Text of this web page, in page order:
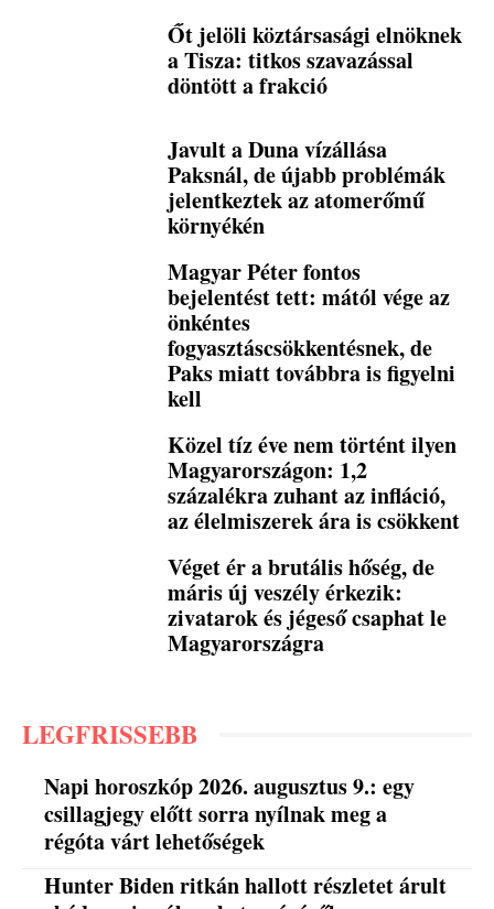
Őt jelöli köztársasági elnöknek
a Tisza: titkos szavazással
döntött a frakció
Javult a Duna vízállása
Paksnál, de újabb problémák
jelentkeztek az atomerőmű
környékén
Magyar Péter fontos
bejelentést tett: mától vége az
önkéntes
fogyasztáscsökkentésnek, de
Paks miatt továbbra is figyelni
kell
Közel tíz éve nem történt ilyen
Magyarországon: 1,2
százalékra zuhant az infláció,
az élelmiszerek ára is csökkent
Véget ér a brutális hőség, de
máris új veszély érkezik:
zivatarok és jégeső csaphat le
Magyarországra
LEGFRISSEBB
Napi horoszkóp 2026. augusztus 9.: egy
csillagjegy előtt sorra nyílnak meg a
régóta várt lehetőségek
Hunter Biden ritkán hallott részletet árult